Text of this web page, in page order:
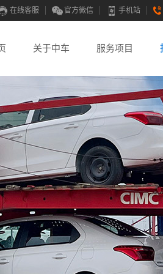
在线客服 官方微信 手机站
关于中车 服务项目